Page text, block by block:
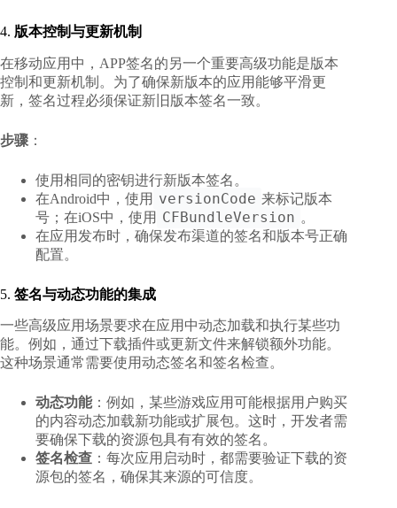
4. 版本控制与更新机制
在移动应用中，APP签名的另一个重要高级功能是版本
控制和更新机制。为了确保新版本的应用能够平滑更
新，签名过程必须保证新旧版本签名一致。
步骤 ：
使用相同的密钥进行新版本签名。
在Android中，使用 versionCode 来标记版本
号；在iOS中，使用 CFBundleVersion 。
在应用发布时，确保发布渠道的签名和版本号正确
配置。
5. 签名与动态功能的集成
一些高级应用场景要求在应用中动态加载和执行某些功
能。例如，通过下载插件或更新文件来解锁额外功能。
这种场景通常需要使用动态签名和签名检查。
动态功能：例如，某些游戏应用可能根据用户购买
的内容动态加载新功能或扩展包。这时，开发者需
要确保下载的资源包具有有效的签名。
签名检查 ：每次应用启动时，都需要验证下载的资
源包的签名，确保其来源的可信度。